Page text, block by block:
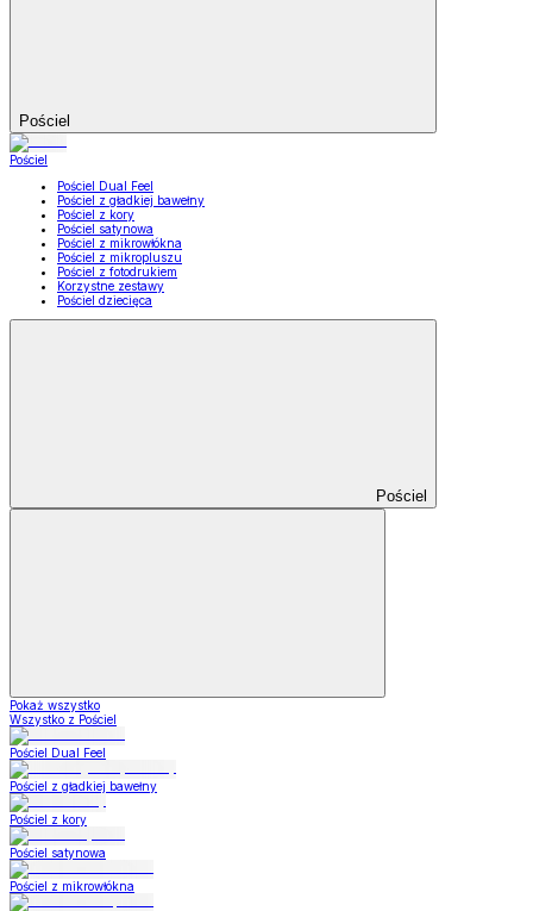
Pościel
Pościel
Pościel Dual Feel
Pościel z gładkiej bawełny
Pościel z kory
Pościel satynowa
Pościel z mikrowłókna
Pościel z mikropluszu
Pościel z fotodrukiem
Korzystne zestawy
Pościel dziecięca
Pościel
Pokaż wszystko
Wszystko z Pościel
Pościel Dual Feel
Pościel z gładkiej bawełny
Pościel z kory
Pościel satynowa
Pościel z mikrowłókna